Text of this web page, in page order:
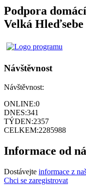
Podpora
Velká Hleďsebe
Návštěvnost
Návštěvnost:
ONLINE:0
DNES:341
TÝDEN:2357
CELKEM:2285988
Informace od
Dostávejte informace z
Chci se zaregistrovat